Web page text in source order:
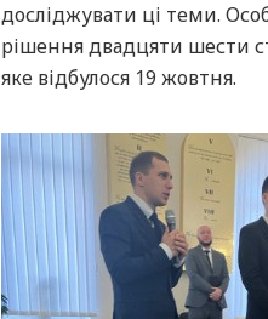
досліджувати ці теми.
рішення двадцяти шести
яке відбулося 19 жовтня.